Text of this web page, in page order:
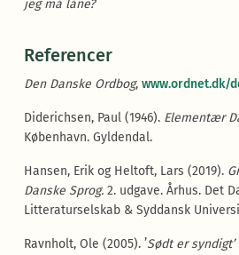
jeg må låne?
Referencer
Den Danske Ordbog, www.ordnet.dk/
Diderichsen, Paul (1946). Elementær
København. Gyldendal.
Hansen, Erik og Heltoft, Lars (2019).
Danske Sprog. 2. udgave. Århus. Det
Litteraturselskab & Syddansk
Ravnholt, Ole (2005). ’Sødt er syndigt’